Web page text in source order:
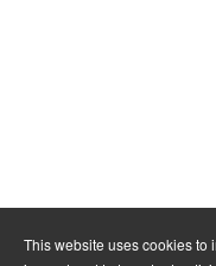
This website uses cookies